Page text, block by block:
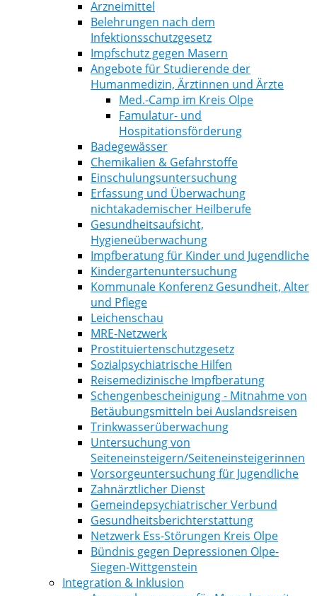
Arzneimittel
Belehrungen nach dem
Infektionsschutzgesetz
Impfschutz gegen Masern
Angebote für Studierende der
Humanmedizin, Ärztinnen und Ärzte
Med.-Camp im Kreis Olpe
Famulatur- und
Hospitationsförderung
Badegewässer
Chemikalien & Gefahrstoffe
Einschulungsuntersuchung
Erfassung und Überwachung
nichtakademischer Heilberufe
Gesundheitsaufsicht,
Hygieneüberwachung
Impfberatung für Kinder und Jugendliche
Kindergartenuntersuchung
Kommunale Konferenz Gesundheit, Alter
und Pflege
Leichenschau
MRE-Netzwerk
Prostituiertenschutzgesetz
Sozialpsychiatrische Hilfen
Reisemedizinische Impfberatung
Schengenbescheinigung - Mitnahme von
Betäubungsmitteln bei Auslandsreisen
Trinkwasserüberwachung
Untersuchung von
Seiteneinsteigern/Seiteneinsteigerinnen
Vorsorgeuntersuchung für Jugendliche
Zahnärztlicher Dienst
Gemeindepsychiatrischer Verbund
Gesundheitsberichterstattung
Netzwerk Ess-Störungen Kreis Olpe
Bündnis gegen Depressionen Olpe-
Siegen-Wittgenstein
Integration & Inklusion